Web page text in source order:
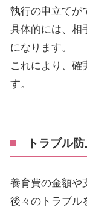
執行の申立てが
具体的には、相
になります。
これにより、確
す。
トラブル
養育費の金額や
後々のトラブル